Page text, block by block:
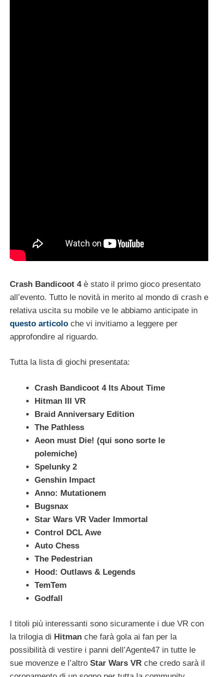
Crash Bandicoot 4è stato il primo gioco presentato
all’evento. Tutto le novità in merito al mondo di crash e
relativa uscita su mobile ve le abbiamo anticipate in
questo articolo che vi invitiamo a leggere per
approfondire al riguardo.
Tutta la lista di giochi presentata:
Crash Bandicoot 4 Its About Time
Hitman III VR
Braid Anniversary Edition
The Pathless
Aeon must Die! (qui sono sorte le
polemiche)
Spelunky 2
Genshin Impact
Anno: Mutationem
Bugsnax
Star Wars VR Vader Immortal
Control DCL Awe
Auto Chess
The Pedestrian
Hood: Outlaws & Legends
TemTem
Godfall
I titoli più interessanti sono sicuramente i due VR con
la trilogia di Hitman che farà gola ai fan per la
possibilità di vestire i panni dell’Agente47 in tutte le
sue movenze e l’altro Star Wars VR che credo sarà il